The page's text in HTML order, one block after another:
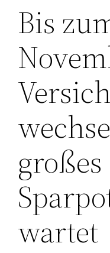
Bis
großes
wartet